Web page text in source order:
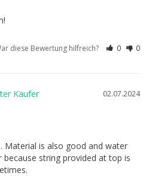
diese Bewertung hilfreich? 0 0
02.07.2024
Material is also good and water
string provided at top is